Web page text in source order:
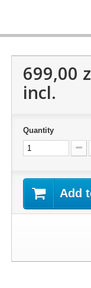
699,00
incl.
Quantity
Add